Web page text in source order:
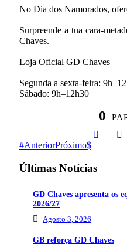
No Dia dos Namorados,
Surpreende a tua cara-
Chaves.
Loja Oficial GD Chaves
Segunda a sexta-feira:
Sábado: 9h–12h30
0
AnteriorPróximo
Últimas Notícias
GD Chaves apresenta os
2026/27
Agosto 3, 2026
GB reforça GD Chaves